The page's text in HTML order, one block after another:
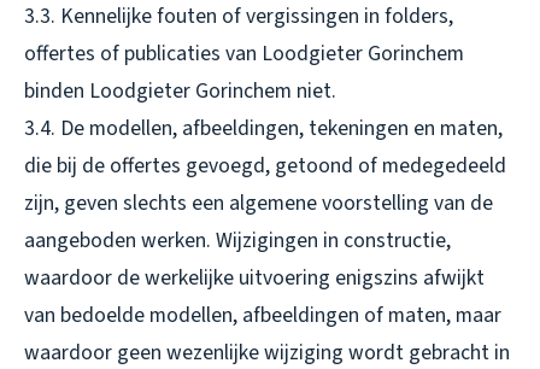
3.3. Kennelijke fouten of vergissingen in folders,
offertes of publicaties van Loodgieter Gorinchem
binden Loodgieter Gorinchem niet.
3.4. De modellen, afbeeldingen, tekeningen en maten,
die bij de offertes gevoegd, getoond of medegedeeld
zijn, geven slechts een algemene voorstelling van de
aangeboden werken. Wijzigingen in constructie,
waardoor de werkelijke uitvoering enigszins afwijkt
van bedoelde modellen, afbeeldingen of maten, maar
waardoor geen wezenlijke wijziging wordt gebracht in